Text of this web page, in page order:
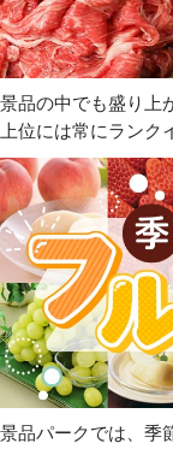
景品の中でも盛り上
上位には常にランク
景品パークでは、季